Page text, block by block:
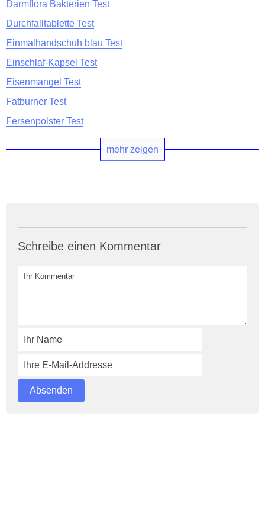
Darmflora Bakterien Test
Durchfalltablette Test
Einmalhandschuh blau Test
Einschlaf-Kapsel Test
Eisenmangel Test
Fatburner Test
Fersenpolster Test
mehr zeigen
Schreibe einen Kommentar